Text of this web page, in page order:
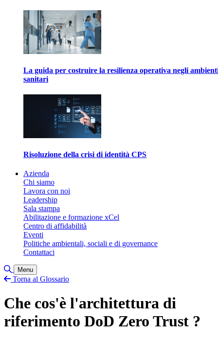
La guida per costruire la resilienza operativa negli
sanitari
Risoluzione della crisi di identità CPS
Azienda
Chi siamo
Lavora con noi
Leadership
Sala stampa
Abilitazione e formazione xCel
Centro di affidabilità
Eventi
Politiche ambientali, sociali e di governance
Contattaci
Attiva/disattiva ricerca
Menu
Torna al Glossario
Che cos'è l'architettura di
riferimento DoD Zero Trust ?